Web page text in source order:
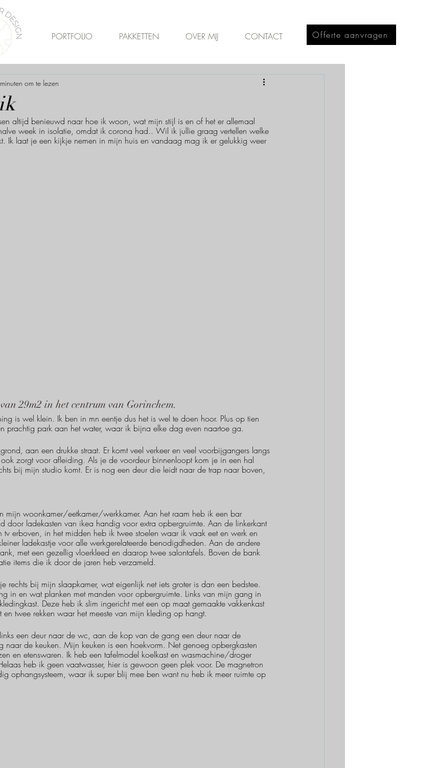
PORTFOLIO PAKKETTEN OVER MIJ CONTACT Offerte aanvragen
om te lezen
altijd benieuwd naar hoe ik woon, wat mijn stijl is en of het er allemaal
week in isolatie, omdat ik corona had.. Wil ik jullie graag vertellen welke
Ik laat je een kijkje nemen in mijn huis en vandaag mag ik er gelukkig weer
29m2 in het centrum van Gorinchem.
is wel klein. Ik ben in mn eentje dus het is wel te doen hoor. Plus op tien
prachtig park aan het water, waar ik bijna elke dag even naartoe ga.
aan een drukke straat. Er komt veel verkeer en veel voorbijgangers langs
zorgt voor afleiding. Als je de voordeur binnenloopt kom je in een hal
bij mijn studio komt. Er is nog een deur die leidt naar de trap naar boven,
mijn woonkamer/eetkamer/werkkamer. Aan het raam heb ik een bar
door ladekasten van ikea handig voor extra opbergruimte. Aan de linkerkant
tv erboven, in het midden heb ik twee stoelen waar ik vaak eet en werk en
ladekastje voor alle werkgerelateerde benodigdheden. Aan de andere
met een gezellig vloerkleed en daarop twee salontafels. Boven de bank
items die ik door de jaren heb verzameld.
rechts bij mijn slaapkamer, wat eigenlijk net iets groter is dan een bedstee.
in en wat planken met manden voor opbergruimte. Links van mijn gang in
Deze heb ik slim ingericht met een op maat gemaakte vakkenkast
twee rekken waar het meeste van mijn kleding op hangt.
een deur naar de wc, aan de kop van de gang een deur naar de
naar de keuken. Mijn keuken is een hoekvorm. Net genoeg opbergkasten
en etenswaren. Ik heb een tafelmodel koelkast en wasmachine/droger
heb ik geen vaatwasser, hier is gewoon geen plek voor. De magnetron
ophangsysteem, waar ik super blij mee ben want nu heb ik meer ruimte op